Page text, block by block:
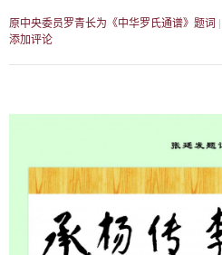
原中央委员罗青长为《中华罗氏通谱》题词
添加评论